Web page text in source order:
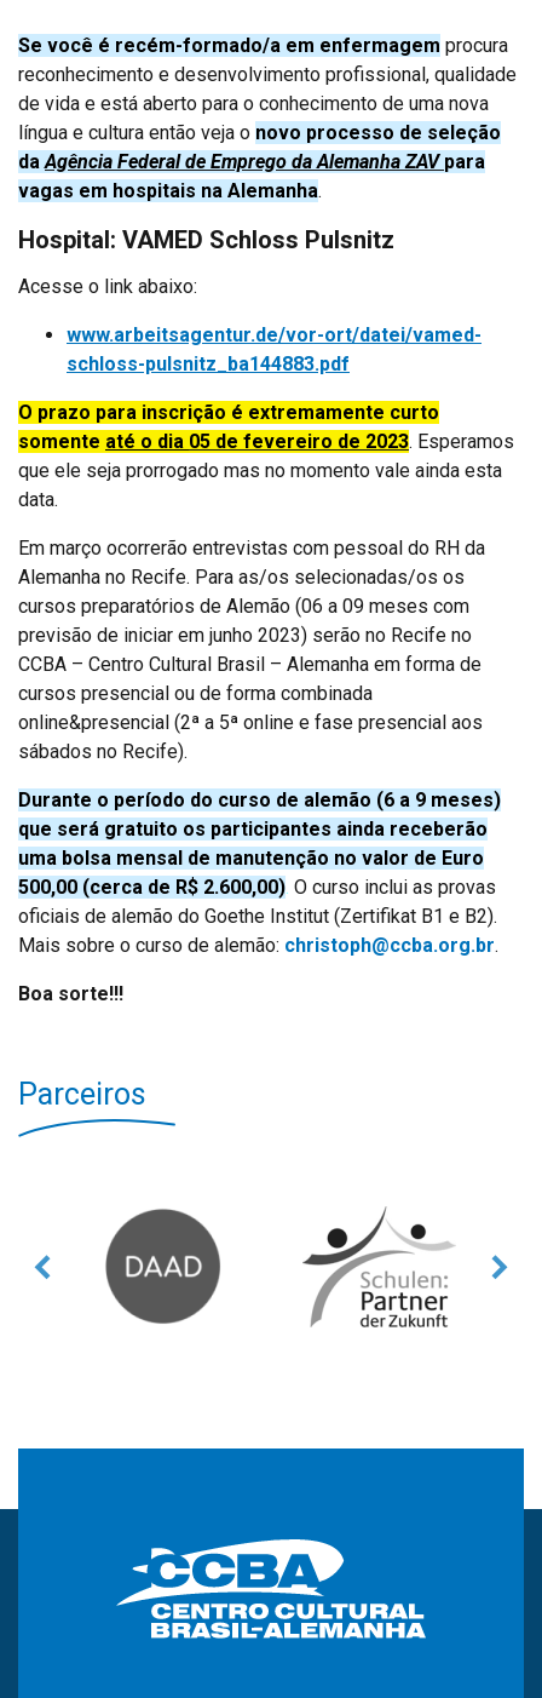
Se você é recém-formado/a em enfermagem procura
reconhecimento e desenvolvimento profissional, qualidade
de vida e está aberto para o conhecimento de uma nova
língua e cultura então veja o novo processo de seleção
daAgência Federal de Emprego da Alemanha ZAV para
vagas em hospitais na Alemanha.
Hospital: VAMED Schloss Pulsnitz
Acesse o link abaixo:
www.arbeitsagentur.de/vor-ort/datei/vamed-
schloss-pulsnitz_ba144883.pdf
O prazo para inscrição é extremamente curto
somente até o dia 05 de fevereiro de 2023. Esperamos
que ele seja prorrogado mas no momento vale ainda esta
data.
Em março ocorrerão entrevistas com pessoal do RH da
Alemanha no Recife. Para as/os selecionadas/os os
cursos preparatórios de Alemão (06 a 09 meses com
previsão de iniciar em junho 2023) serão no Recife no
CCBA – Centro Cultural Brasil – Alemanha em forma de
cursos presencial ou de forma combinada
online&presencial (2ª a 5ª online e fase presencial aos
sábados no Recife).
Durante o período do curso de alemão (6 a 9 meses)
que será gratuito os participantes ainda receberão
uma bolsa mensal de manutenção no valor de Euro
500,00 (cerca de R$ 2.600,00). O curso inclui as provas
oficiais de alemão do Goethe Institut (Zertifikat B1 e B2).
Mais sobre o curso de alemão: christoph@ccba.org.br.
Boa sorte!!!
Parceiros